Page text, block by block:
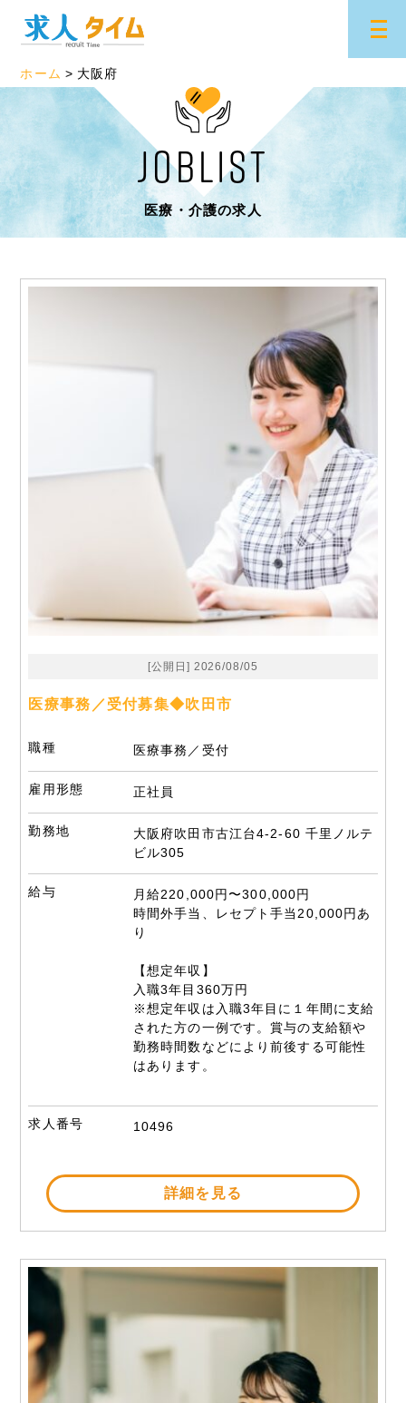
ホーム 大阪府
JOBLIST
医療・介護の求人
[公開日] 2026/08/05
医療事務／受付募集◆吹田市
職種 医療事務／受付
雇用形態 正社員
勤務地
大阪府吹田市古江台4-2-60 千里ノルテ
ビル305
給与
月給220,000円〜300,000円
時間外手当、レセプト手当20,000円あ
り
【想定年収】
入職3年目360万円
※想定年収は入職3年目に１年間に支給
された方の一例です。賞与の支給額や
勤務時間数などにより前後する可能性
はあります。
求人番号 10496
詳細を見る